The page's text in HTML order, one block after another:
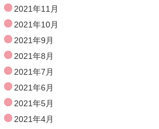
2021年11月
2021年10月
2021年9月
2021年8月
2021年7月
2021年6月
2021年5月
2021年4月